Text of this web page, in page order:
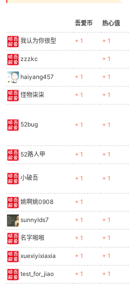
吾爱币 热心值
我认为你很型 + 1 + 1
zzzkc + 1
haiyang457 + 1 + 1
怪物柒柒 + 1 + 1
52bug + 1 + 1
52路人甲 + 1 + 1
小破吾 + 1 + 1
姚啊姚0908 + 1
sunnylds7 + 1 + 1
名字啪啪 + 1 + 1
xuexiyixiaxia + 1 + 1
test_for_jiao + 1 + 1